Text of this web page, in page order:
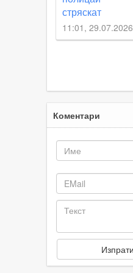
стряскат
шофьорите по
пътя Смолян -
11:01, 29.07.2026
Коментари